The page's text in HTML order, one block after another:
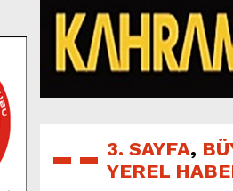
6:48
Tevfik
10:21
Dedublüman
16:31
Yeşilçam’ın
11:14
Pazarcık’ta
3. SAYFA,
YEREL